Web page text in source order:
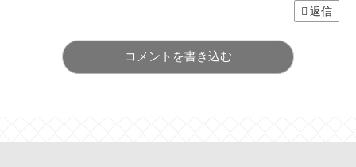
返信
コメントを書き込む